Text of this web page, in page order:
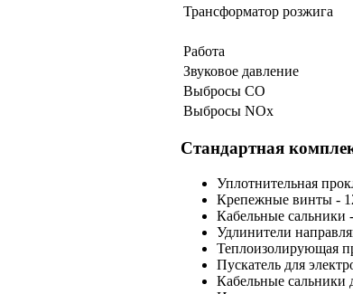
Трансформатор розжига
Работа
Звуковое давление
Выбросы СО
Выбросы NOх
Стандартная
Уплотнительная
Крепежные винты -
Кабельные сальники
Удлинители
Теплоизолирующая
Пускатель для
Кабельные сальники